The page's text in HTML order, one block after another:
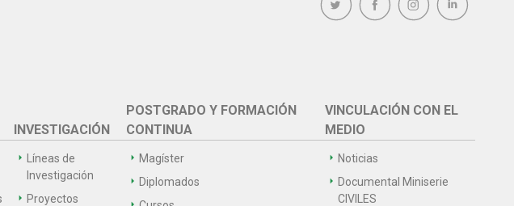
INVESTIGACIÓN
Líneas de
Investigación
Proyectos
POSTGRADO Y FORMACIÓN
CONTINUA
Magíster
Diplomados
VINCULACIÓN CON EL
MEDIO
Noticias
Documental Miniserie
CIVILES